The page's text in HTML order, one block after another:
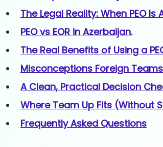
The Legal Reality: When PEO
PEO vs EOR in Azerbaijan.
The Real Benefits of Using a
Misconceptions Foreign
A Clean, Practical Decision
Where Team Up Fits (Without
Frequently Asked Questions